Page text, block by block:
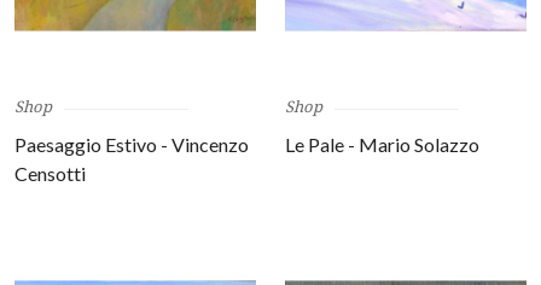
Shop
Paesaggio Estivo - Vincenzo
Censotti
Shop
Le Pale - Mario Solazzo